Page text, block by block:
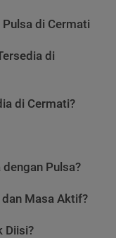
di Cermati
di
di Cermati?
Pulsa?
Masa Aktif?
Diisi?